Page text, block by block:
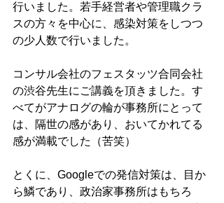
行いました。若手経営者や管理職クラ
スの方々を中心に、感染対策をしつつ
の少人数で行いました。
コンサル会社のフェスタッツ合同会社
の渋谷先生にご講義を頂きました。す
べてがアナログの輪が事務所にとって
は、隔世の感があり、おいてかれてる
感が満載でした（苦笑）
とくに、Googleでの発信対策は、目か
ら鱗であり、政治家事務所はもちろ